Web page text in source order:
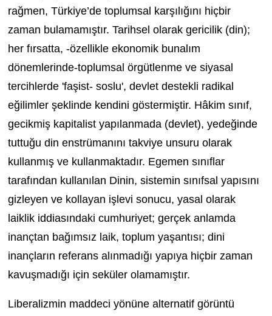
rağmen, Türkiye’de toplumsal karşılığını hiçbir
zaman bulamamıştır. Tarihsel olarak gericilik (din);
her fırsatta, -özellikle ekonomik bunalım
dönemlerinde-toplumsal örgütlenme ve siyasal
tercihlerde 'faşist- soslu', devlet destekli radikal
eğilimler şeklinde kendini göstermiştir. Hâkim sınıf,
gecikmiş kapitalist yapılanmada (devlet), yedeğinde
tuttuğu din enstrümanını takviye unsuru olarak
kullanmış ve kullanmaktadır. Egemen sınıflar
tarafından kullanılan Dinin, sistemin sınıfsal yapısını
gizleyen ve kollayan işlevi sonucu, yasal olarak
laiklik iddiasındaki cumhuriyet; gerçek anlamda
inançtan bağımsız laik, toplum yaşantısı; dini
inançların referans alınmadığı yapıya hiçbir zaman
kavuşmadığı için seküler olamamıştır.
Liberalizmin maddeci yönüne alternatif görüntü